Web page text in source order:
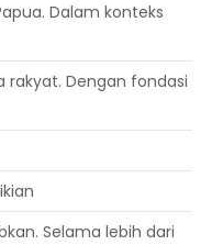
Dalam konteks
rakyat. Dengan fondasi
Selama lebih dari